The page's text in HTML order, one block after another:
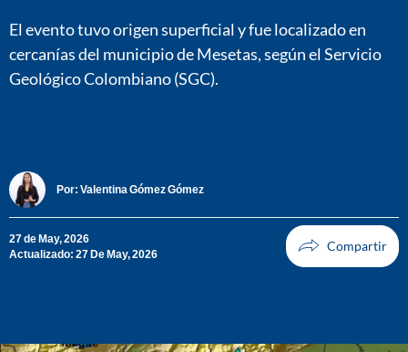
El evento tuvo origen superficial y fue localizado en
cercanías del municipio de Mesetas, según el Servicio
Geológico Colombiano (SGC).
Por: Valentina Gómez Gómez
27 de May, 2026
Actualizado: 27 De May, 2026